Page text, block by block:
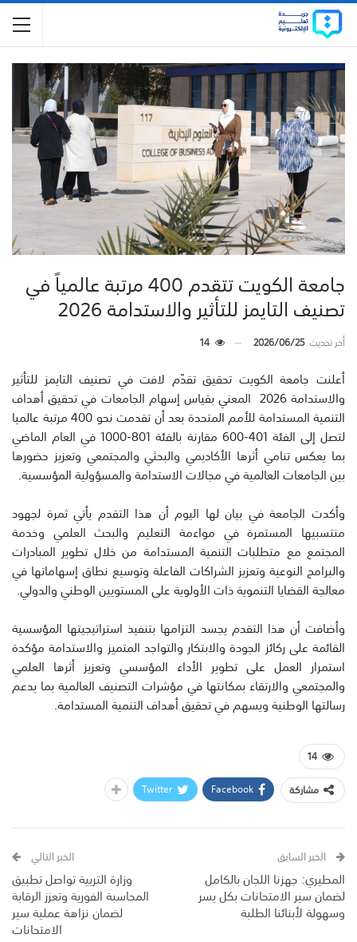
جامعة الكويت تتقدم 400 مرتبة عالمياً في
تصنيف التايمز للتأثير والاستدامة 2026
أخر تحديث2026/06/25
14
أعلنت جامعة الكويت تحقيق تقدّم لافت في تصنيف التايمز للتأثير
والاستدامة 2026 المعني بقياس إسهام الجامعات في تحقيق أهداف
التنمية المستدامة للأمم المتحدة بعد أن تقدمت نحو 400 مرتبة عالميا
لتصل إلى الفئة 401-600 مقارنة بالفئة 801-1000 في العام الماضي
بما يعكس تنامي أثرها الأكاديمي والبحثي والمجتمعي وتعزيز حضورها
بين الجامعات العالمية في مجالات الاستدامة والمسؤولية المؤسسية.
وأكدت الجامعة في بيان لها اليوم أن هذا التقدم يأتي ثمرة لجهود
منتسبيها المستمرة في مواءمة التعليم والبحث العلمي وخدمة
المجتمع مع متطلبات التنمية المستدامة من خلال تطوير المبادرات
والبرامج النوعية وتعزيز الشراكات الفاعلة وتوسيع نطاق إسهاماتها في
معالجة القضايا التنموية ذات الأولوية على المستويين الوطني والدولي.
وأضافت أن هذا التقدم يجسد التزامها بتنفيذ استراتيجيتها المؤسسية
القائمة على ركائز الجودة والابتكار والتواجد المتميز والاستدامة مؤكدة
استمرار العمل على تطوير الأداء المؤسسي وتعزيز أثرها العلمي
والمجتمعي والارتقاء بمكانتها في مؤشرات التصنيف العالمية بما يدعم
رسالتها الوطنية ويسهم في تحقيق أهداف التنمية المستدامة.
14
مشاركة
Facebook
Twitter
الخبر السابق
المطيري: جهزنا اللجان بالكامل
لضمان سير الامتحانات بكل يسر
وسهولة لأبنائنا الطلبة
الخبر التالي
وزارة التربية تواصل تطبيق
المحاسبة الفورية وتعزز الرقابة
لضمان نزاهة عملية سير
الامتحانات